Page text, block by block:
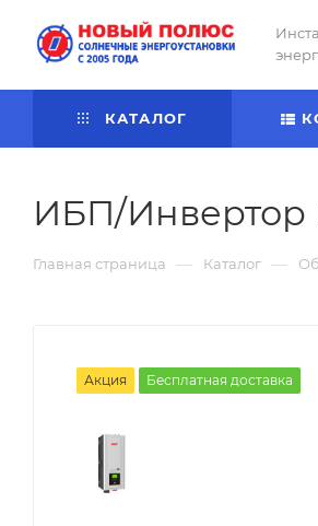
КАТАЛОГ
ИБП/Инвертор
Главная страница — Каталог —
Акция Бесплатная доставка